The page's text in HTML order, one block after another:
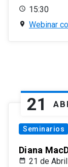
15:30
Webinar
21
Seminarios
Diana
21 de